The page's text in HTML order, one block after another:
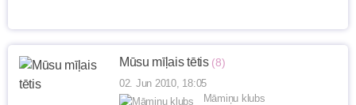
Mūsu mīļais tētis (8)
02. Jun 2010, 18:05
Māmiņu klubs